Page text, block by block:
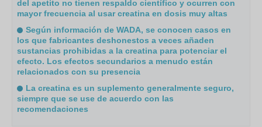
del apetito no tienen respaldo científico y ocurren con
mayor frecuencia al usar creatina en dosis muy altas
Según información de WADA, se conocen casos en
los que fabricantes deshonestos a veces añaden
sustancias prohibidas a la creatina para potenciar el
efecto. Los efectos secundarios a menudo están
relacionados con su presencia
La creatina es un suplemento generalmente seguro,
siempre que se use de acuerdo con las
recomendaciones